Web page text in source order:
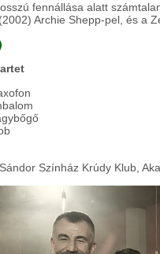
fennállása alatt
Archie Shepp-pel, és a
Színház Krúdy Klub,